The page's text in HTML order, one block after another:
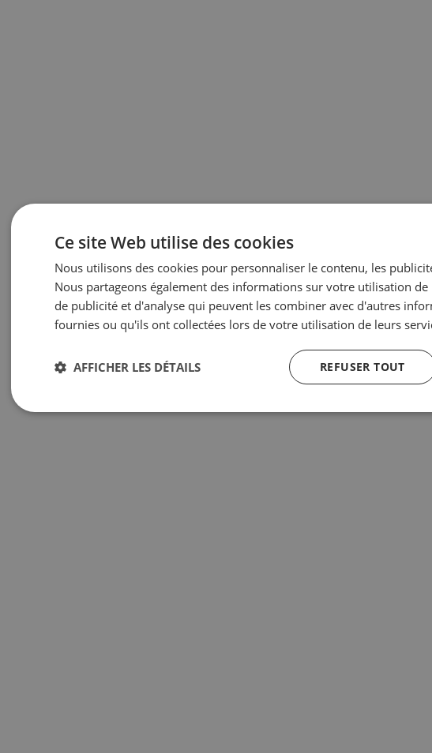
Ce site Web utilise des cookies
Nous utilisons des cookies pour personnaliser le contenu, les
Nous partageons également des informations sur votre utilisation
de publicité et d'analyse qui peuvent les combiner avec d'autres
fournies ou qu'ils ont collectées lors de votre utilisation de leurs
REFUSER TOUT
AFFICHER LES DÉTAILS